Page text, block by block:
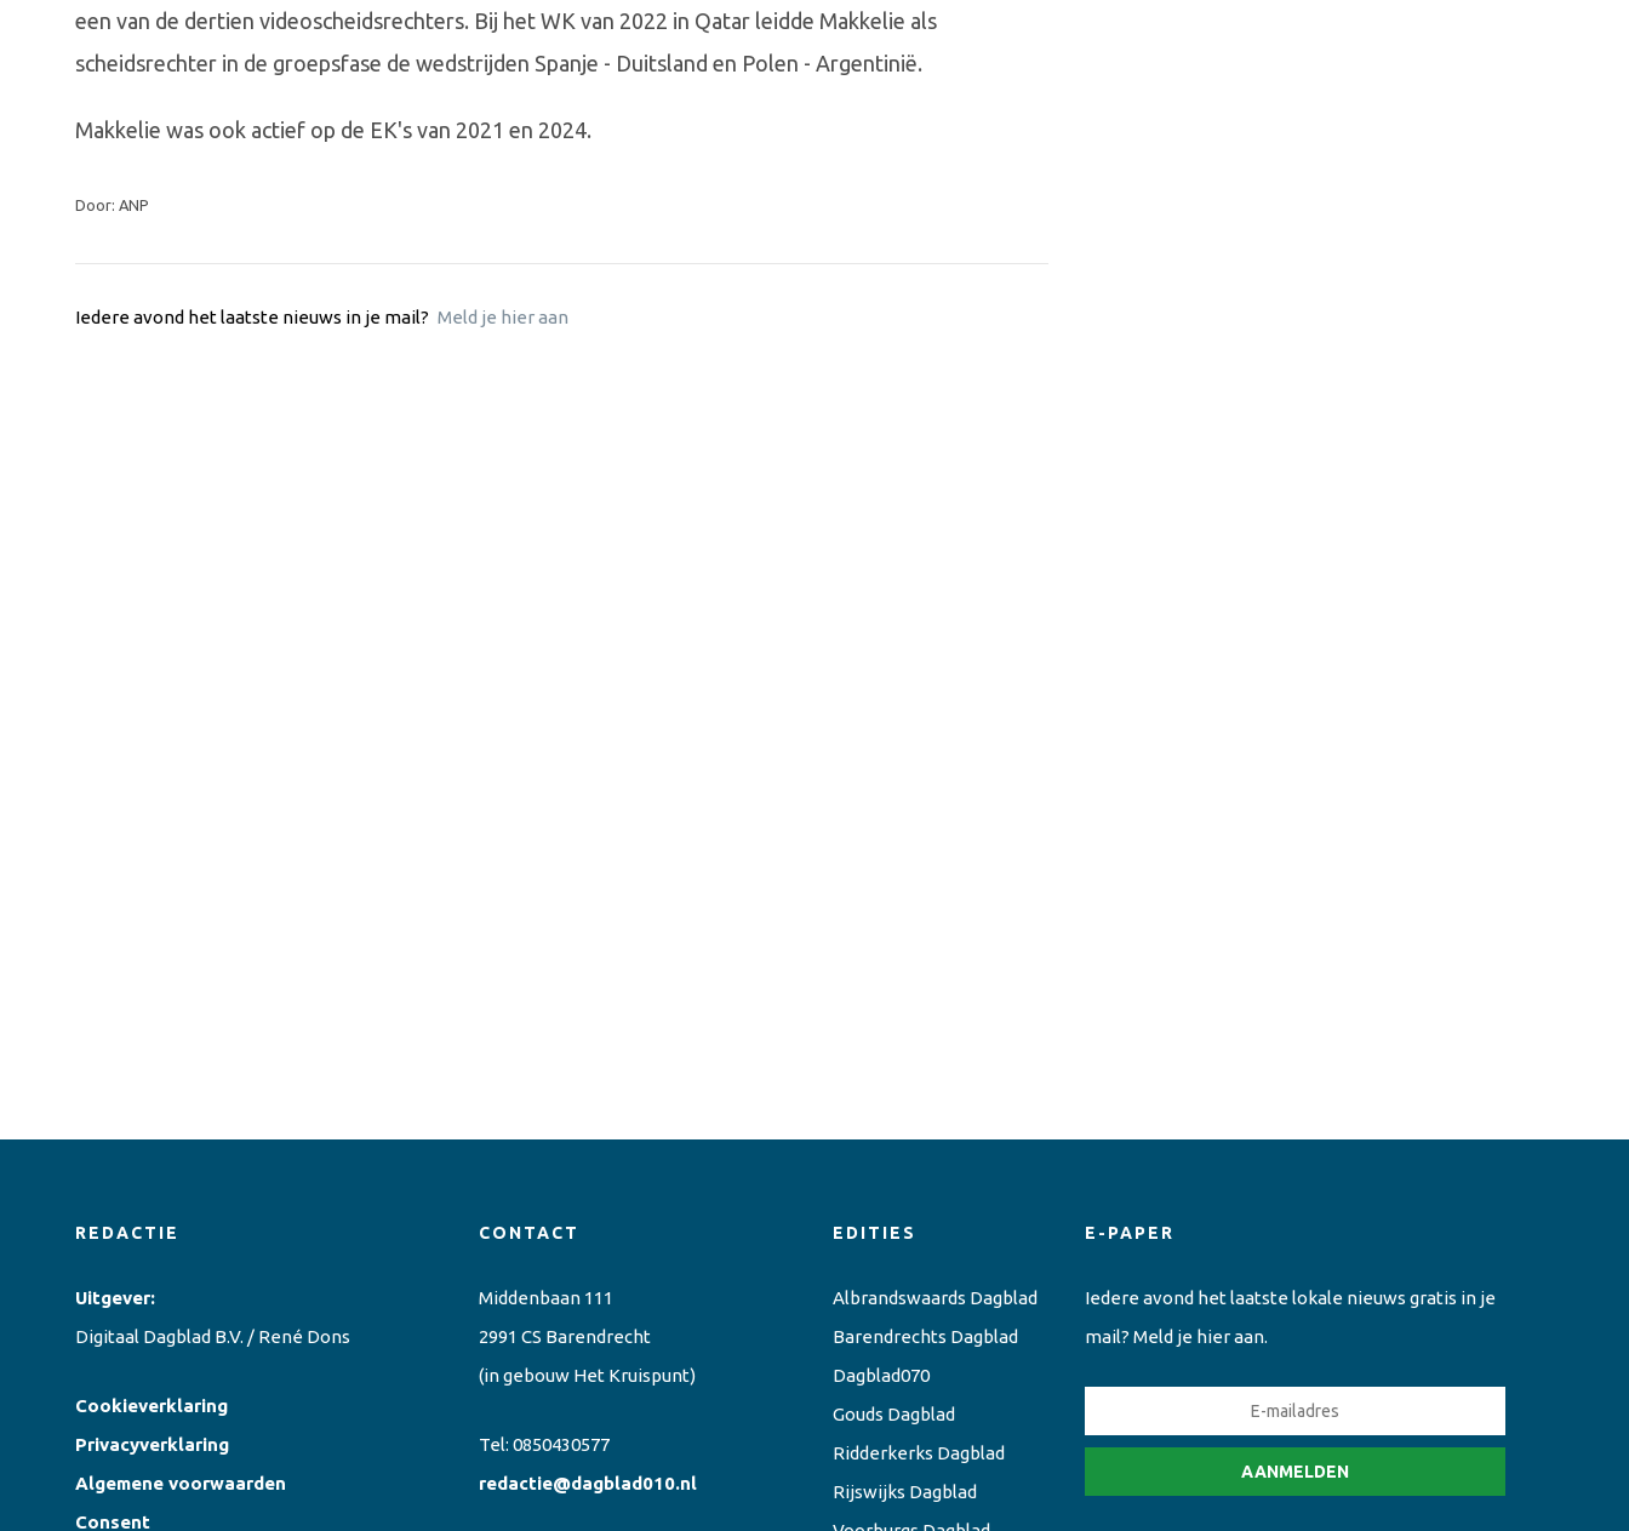
een van de dertien videoscheidsrechters. Bij het WK van 2022 in Qatar leidde Makkelie als
scheidsrechter in de groepsfase de wedstrijden Spanje - Duitsland en Polen - Argentinië.
Makkelie was ook actief op de EK's van 2021 en 2024.
Door: ANP
Iedere avond het laatste nieuws in je mail? Meld je hier aan
REDACTIE
Uitgever:
Digitaal Dagblad B.V. / René Dons
Cookieverklaring
Privacyverklaring
Algemene voorwaarden
Consent
CONTACT
Middenbaan 111
2991 CS Barendrecht
(in gebouw Het Kruispunt)
Tel: 0850430577
redactie@dagblad010.nl
EDITIES
Albrandswaards Dagblad
Barendrechts Dagblad
Dagblad070
Gouds Dagblad
Ridderkerks Dagblad
Rijswijks Dagblad
E-PAPER
Iedere avond het laatste lokale nieuws gratis in je
mail? Meld je hier aan.